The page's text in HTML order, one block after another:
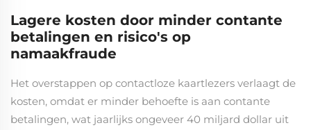
Lagere kosten door minder contante
betalingen en risico's op
namaakfraude
Het overstappen op contactloze kaartlezers verlaagt de
kosten, omdat er minder behoefte is aan contante
betalingen, wat jaarlijks ongeveer 40 miljard dollar uit